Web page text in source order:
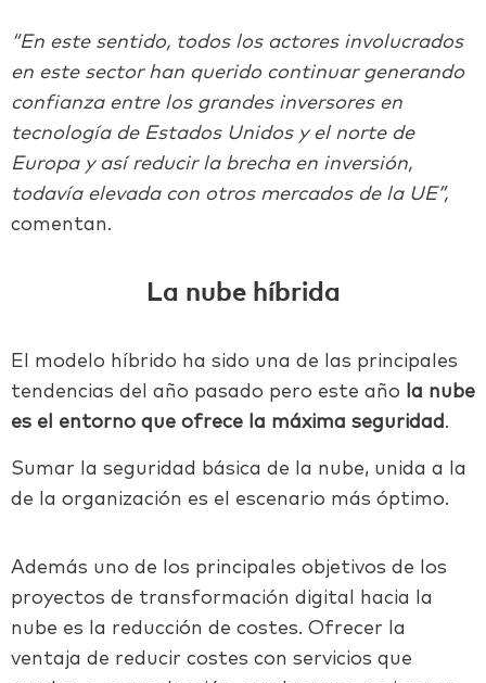
“En este sentido, todos los actores involucrados
en este sector han querido continuar generando
confianza entre los grandes inversores en
tecnología de Estados Unidos y el norte de
Europa y así reducir la brecha en inversión,
todavía elevada con otros mercados de la UE”,
comentan.
La nube híbrida
El modelo híbrido ha sido una de las principales
tendencias del año pasado pero este año
la nube
es el entorno que ofrece la máxima seguridad .
Sumar la seguridad básica de la nube, unida a la
de la organización es el escenario más óptimo.
Además uno de los principales objetivos de los
proyectos de transformación digital hacia la
nube es la reducción de costes. Ofrecer la
ventaja de reducir costes con servicios que